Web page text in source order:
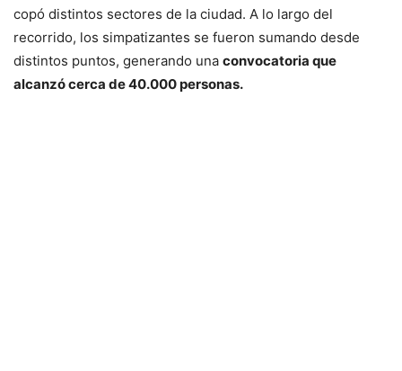
copó distintos sectores de la ciudad. A lo largo del
recorrido, los simpatizantes se fueron sumando desde
distintos puntos, generando una convocatoria que
alcanzó cerca de 40.000 personas.